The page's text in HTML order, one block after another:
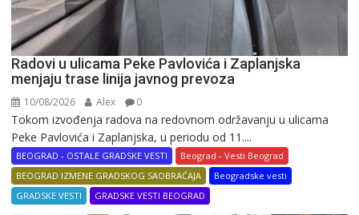
Radovi u ulicama Peke Pavlovića i Zaplanjska
menjaju trase linija javnog prevoza
10/08/2026 Alex 0
Tokom izvođenja radova na redovnom održavanju u ulicama
Peke Pavlovića i Zaplanjska, u periodu od 11....
BEOGRAD - OSTALE GRADSKE VESTI
Beograd - Vesti Beograd
BEOGRAD IZMENE GRADSKOG SAOBRAĆAJA
Beogradske vesti
GRADSKE VESTI
GRADSKE VESTI BEOGRAD